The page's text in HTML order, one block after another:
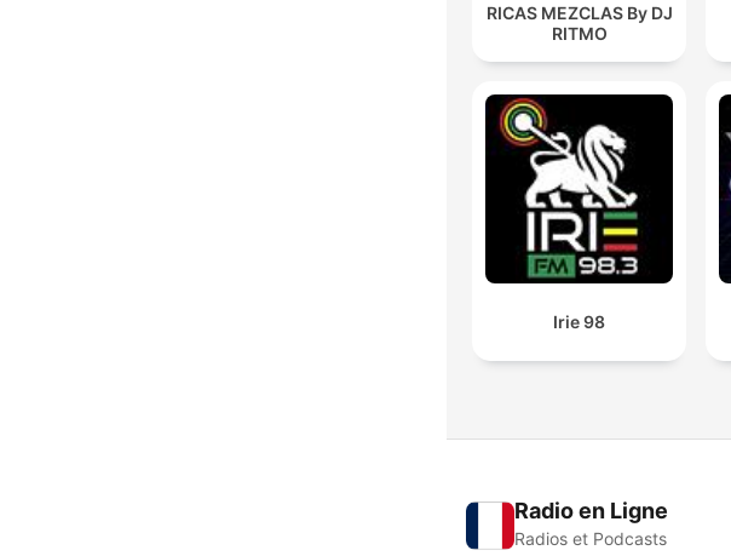
RICAS MEZCLAS By DJ
RITMO
Irie 98
Radio en Ligne
Radios et Podcasts